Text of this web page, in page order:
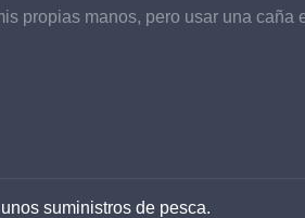
propias manos, pero usar una caña
suministros de pesca.